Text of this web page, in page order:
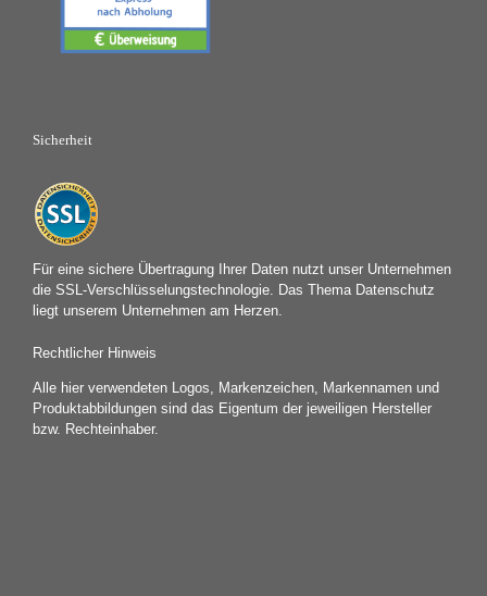
Sicherheit
Für eine sichere Übertragung Ihrer Daten nutzt unser Unternehmen
die SSL-Verschlüsselungstechnologie. Das Thema Datenschutz
liegt unserem Unternehmen am Herzen.
Rechtlicher Hinweis
Alle hier verwendeten Logos, Markenzeichen, Markennamen und
Produktabbildungen sind das Eigentum der jeweiligen Hersteller
bzw. Rechteinhaber.